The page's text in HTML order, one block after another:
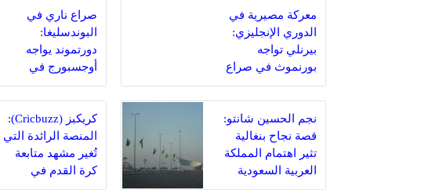
معركة مصيرية في
الدوري الإنجليزي:
بيرنلي تواجه
بورنموث في صراع
البقاء
صراع ناري في
البوندسليغا:
دورتموند يواجه
أوجسبورج في
مباراة مصيرية
نجم الحسين شانتو:
قصة نجاح بنغالية
تثير اهتمام المملكة
العربية السعودية
كريكبز (Cricbuzz):
المنصة الرائدة التي
تُغير مشهد متابعة
كرة القدم في
السعودية